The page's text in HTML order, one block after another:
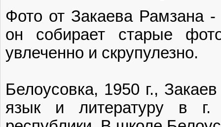
Фото от Закаева Рамзана
он собирает старые
увлеченно и скрупулезно.
Белоусовка, 1950 г.,
язык и литературу в г.